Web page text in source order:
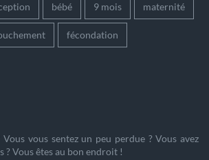
bébé 9 mois maternité
fécondation
vous sentez un peu perdue ? Vous avez
? Vous êtes au bon endroit !